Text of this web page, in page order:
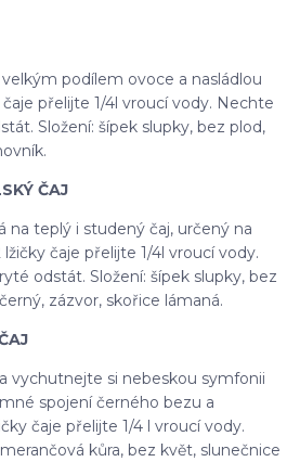
podílem ovoce a nasládlou
přelijte 1/4l vroucí vody. Nechte
Složení: šípek slupky, bez plod,
ČAJ
na teplý i studený čaj, určený na
lžičky čaje přelijte 1/4l vroucí vody.
odstát. Složení: šípek slupky, bez
zázvor, skořice lámaná.
vychutnejte si nebeskou symfonii
spojení černého bezu a
čaje přelijte 1/4 l vroucí vody.
kůra, bez květ, slunečnice